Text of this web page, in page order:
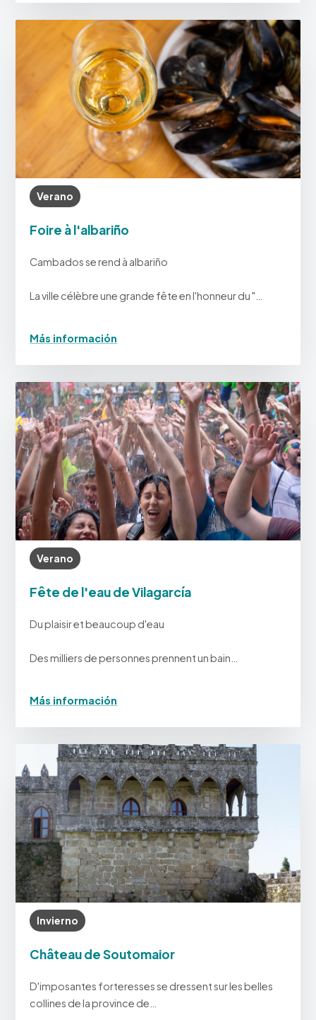
Verano
Foire à l'albariño
Cambados se rend à albariño
La ville célèbre une grande fête en l'honneur du "…
Más información
Verano
Fête de l'eau de Vilagarcía
Du plaisir et beaucoup d'eau
Des milliers de personnes prennent un bain…
Más información
Invierno
Château de Soutomaior
D'imposantes forteresses se dressent sur les belles
collines de la province de…